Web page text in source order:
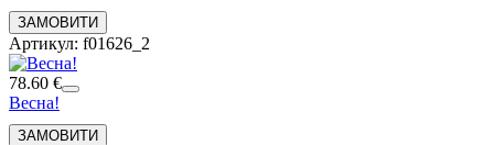
Артикул: f01626_2
78.60 €
Весна!